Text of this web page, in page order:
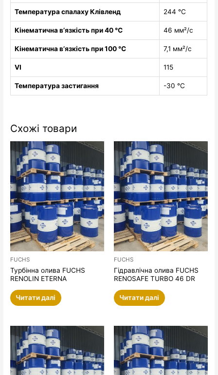
Температура спалаху Клівленд 244 °C
Кінематична в’язкість при 40 °C 46 мм²/с
Кінематична в’язкість при 100 °C 7,1 мм²/с
VI 115
Температура застигання -30 °C
Схожі товари
FUCHS
Турбінна олива FUCHS
RENOLIN ETERNA
Читати далі
FUCHS
Гідравлічна олива FUCHS
RENOSAFE TURBO 46 DR
Читати далі